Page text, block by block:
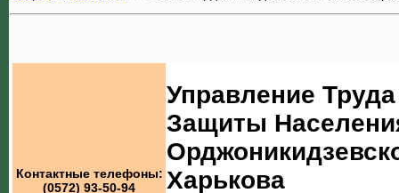
Контактные телефоны:
(0572) 93-50-94
Управление
Защиты
Харькова